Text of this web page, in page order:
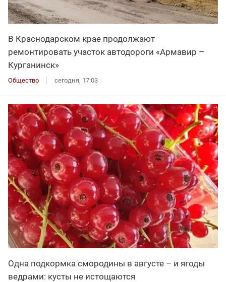
В Краснодарском крае продолжают
ремонтировать участок автодороги «Армавир –
Курганинск»
Общество сегодня, 17:03
Одна подкормка смородины в августе – и ягоды
ведрами: кусты не истощаются